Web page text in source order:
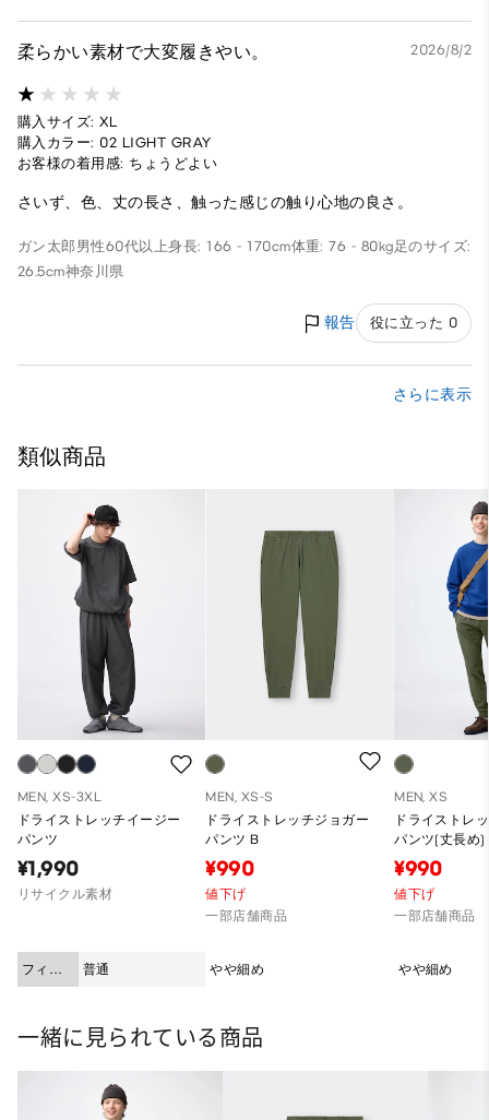
柔らかい素材で大変履きやい。 2026/8/2
購入サイズ: XL
購入カラー: 02 LIGHT GRAY
お客様の着用感: ちょうどよい
さいず、色、丈の長さ、触った感じの触り心地の良さ。
ガン太郎 男性60代以上身長: 166 - 170cm体重: 76 - 80kg 足のサイズ:
26.5cm神奈川県
報告 役に立った 0
さらに表示
類似商品
MEN, XS-3XL
ドライストレッチイージー
パンツ
¥1,990
リサイクル素材
フィッ
ト
普通
MEN, XS-S
ドライストレッチジョガー
パンツ B
¥990
値下げ
一部店舗商品
やや細め
MEN, XS
ドライストレ
パンツ(丈長め)
¥990
値下げ
一部店舗商品
やや細め
一緒に見られている商品